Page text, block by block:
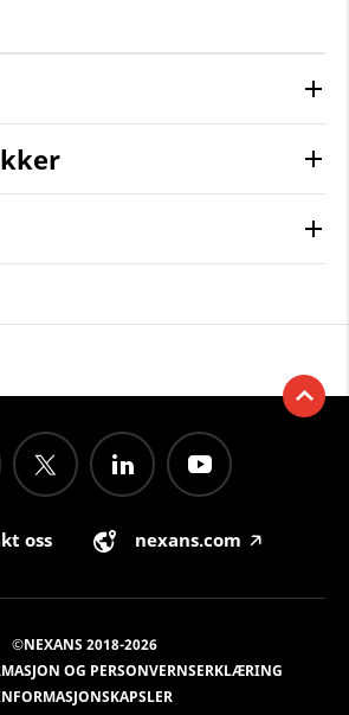
oss nexans.com 🡥
©NEXANS 2018-2026
OG PERSONVERNSERKLÆRING